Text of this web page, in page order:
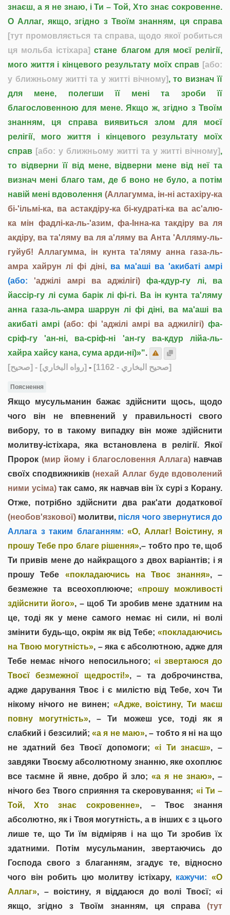
знаєш, а я не знаю, і Ти – Той, Хто знає сокровенне.
О Аллаг, якщо, згідно з Твоїм знанням, ця справа
[тут промовляється та справа, щодо якої робиться
ця мольба істіхара] стане благом для моєї релігії,
мого життя і кінцевого результату моїх справ [або:
у ближньому житті та у житті вічному], то визнач її
для мене, полегши її мені та зроби її
благословенною для мене. Якщо ж, згідно з Твоїм
знанням, ця справа виявиться злом для моєї
релігії, мого життя і кінцевого результату моїх
справ [або: у ближньому житті та у житті вічному],
то відверни її від мене, відверни мене від неї та
визнач мені благо там, де б воно не було, а потім
навій мені вдоволення (Аллагумма, ін-ні астахіру-ка
бі-'ільмі-ка, ва астакдіру-ка бі-кудраті-ка ва ас'алю-
ка мін фадлі-ка-ль-'азим, фа-Інна-ка такдіру ва ля
акдіру, ва та'ляму ва ля а'ляму ва Анта 'Алляму-ль-
гуйуб! Аллагумма, ін кунта та'ляму анна газа-ль-
амра хайрун лі фі дінi,ва ма'аші ва 'акибаті амрі
(або: 'аджілі амрі ва аджілігі) фа-кдур-гу лі, ва
йассір-гу лі сума барік лі фі-гі. Ва ін кунта та'ляму
анна газа-ль-амра шаррун лі фі діні, ва ма'аші ва
акибаті амрі (або: фі 'аджілі амрі ва аджилігі) фа-
сріф-гу 'ан-ні, ва-сріф-ні 'ан-гу ва-кдур лійа-ль-
хайра хайсу кана, сума арди-ні)»".
[صحيح]
- [رواه البخاري] - [صحيح البخاري - 1162]
Пояснення
Якщо мусульманин бажає здійснити щось, щодо
чого він не впевнений у правильності свого
вибору, то в такому випадку він може здійснити
молитву-істіхара, яка встановлена в релігії. Якої
Пророк (мир йому і благословення Аллага) навчав
своїх сподвижників(нехай Аллаг буде вдоволений
ними усіма)так само, як навчав він їх сурі з Корану.
Отже, потрібно здійснити два рак'ати додаткової
(необов'язкової) молитви, після чого звернутися до
Аллага з таким благанням: «О, Аллаг! Воістину, я
прошу Тебе про благе рішення»,– тобто про те, щоб
Ти привів мене до найкращого з двох варіантів; і я
прошу Тебе «покладаючись на Твоє знання», –
безмежне та всеохоплююче; «прошу можливості
здійснити його», – щоб Ти зробив мене здатним на
це, тоді як у мене самого немає ні сили, ні волі
змінити будь-що, окрім як від Тебе; «покладаючись
на Твою могутність», – яка є абсолютною, адже для
Тебе немає нічого непосильного; «і звертаюся до
Твоєї безмежної щедрості!», – та доброчинства,
адже дарування Твоє і є милістю від Тебе, хоч Ти
нікому нічого не винен; «Адже, воістину, Ти маєш
повну могутність», – Ти можеш усе, тоді як я
слабкий і безсилий; «а я не маю», – тобто я ні на що
не здатний без Твоєї допомоги;«і Ти знаєш», –
завдяки Твоєму абсолютному знанню, яке охоплює
все таємне й явне, добро й зло;«а я не знаю», –
нічого без Твого сприяння та скеровування; «і Ти –
Той, Хто знає сокровенне», – Твоє знання
абсолютно, як і Твоя могутність, а в інших є з цього
лише те, що Ти їм відміряв і на що Ти зробив їх
здатними. Потім мусульманин, звертаючись до
Господа свого з благанням, згадує те, відносно
чого він робить цю молитву істіхару,кажучи: «О
Аллаг», – воістину, я віддаюся до волі Твоєї; «і
якщо, згідно з Твоїм знанням, ця справа (тут